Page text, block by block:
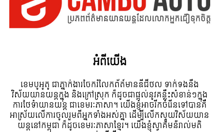
អំពី​យើង
ខេមបូអូតូ ជាភ្នាក់ងារចែករំលែកព័ត៍មានឌីជីថល ទាក់ទងនឹង
វិស័យយានយន្តក្នុង និងក្រៅស្រុក ក៏ដូចជាផ្តល់នូវគន្លឹះសំខាន់ៗក្នុង
ការថែទំាយានយន្ត ជាខេមរៈភាសា។ យើងខ្ញុំអាចរីកចំរើនទៅបានគឺ
អាស្រ័យលើការចូលរួមពីអ្នកទាំងអស់គ្នា ដើម្បីលើកស្ទួយវិស័យយាន
យន្តនៅកម្ពុជា ក៏ដូចខេមរៈភាសាខ្មែរ។ យើងខ្ញុំស្វាគមន៌រាល់មតិ